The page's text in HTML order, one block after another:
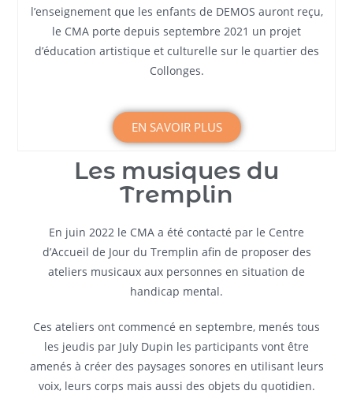
l’enseignement que les enfants de DEMOS auront reçu,
le CMA porte depuis septembre 2021 un projet
d’éducation artistique et culturelle sur le quartier des
Collonges.
EN SAVOIR PLUS
Les musiques du
Tremplin
En juin 2022 le CMA a été contacté par le Centre
d’Accueil de Jour du Tremplin afin de proposer des
ateliers musicaux aux personnes en situation de
handicap mental.
Ces ateliers ont commencé en septembre, menés tous
les jeudis par July Dupin les participants vont être
amenés à créer des paysages sonores en utilisant leurs
voix, leurs corps mais aussi des objets du quotidien.